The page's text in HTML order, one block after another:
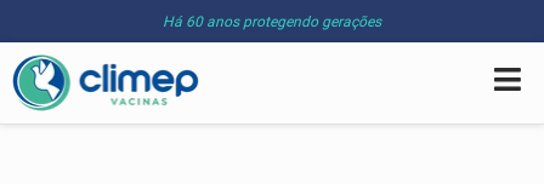
para
conteúdo
Há 60 anos protegendo gerações